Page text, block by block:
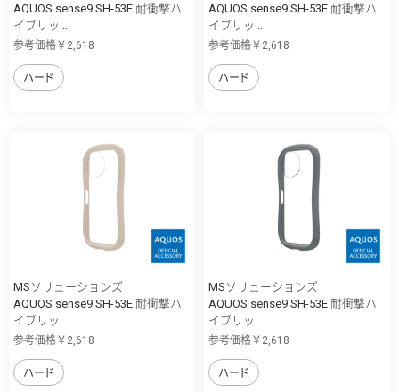
AQUOS sense9 SH-53E 耐衝撃ハ
イブリッ...
参考価格￥2,618
ハード
AQUOS sense9 SH-53E 耐衝撃ハ
イブリッ...
参考価格￥2,618
ハード
MSソリューションズ
AQUOS sense9 SH-53E 耐衝撃ハ
イブリッ...
参考価格￥2,618
ハード
MSソリューションズ
AQUOS sense9 SH-53E 耐衝撃ハ
イブリッ...
参考価格￥2,618
ハード